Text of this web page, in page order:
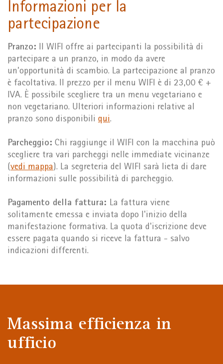
Informazioni per la
partecipazione
Pranzo: Il WIFI offre ai partecipanti la possibilità di
partecipare a un pranzo, in modo da avere
un'opportunità di scambio. La partecipazione al pranzo
è facoltativa. Il prezzo per il menu WIFI è di 23,00 € +
IVA. È possibile scegliere tra un menu vegetariano e
non vegetariano. Ulteriori informazioni relative al
pranzo sono disponibili qui.
Parcheggio: Chi raggiunge il WIFI con la macchina può
scegliere tra vari parcheggi nelle immediate vicinanze
(vedi mappa). La segreteria del WIFI sarà lieta di dare
informazioni sulle possibilità di parcheggio.
Pagamento della fattura: La fattura viene
solitamente emessa e inviata dopo l'inizio della
manifestazione formativa. La quota d'iscrizione deve
essere pagata quando si riceve la fattura - salvo
indicazioni differenti.
Massima efficienza in
ufficio